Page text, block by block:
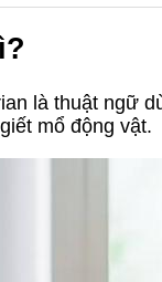
là thuật ngữ
mổ động vật.